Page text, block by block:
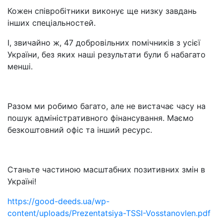
Кожен співробітники виконує ще низку завдань
інших спеціальностей.
І, звичайно ж, 47 добровільних помічників з усієї
України, без яких наші результати були б набагато
менші.
Разом ми робимо багато, але не вистачає часу на
пошук адміністративного фінансування. Маємо
безкоштовний офіс та інший ресурс.
Станьте частиною масштабних позитивних змін в
Україні!
https://good-deeds.ua/wp-
content/uploads/Prezentatsiya-TSSI-Vosstanovlen.pdf